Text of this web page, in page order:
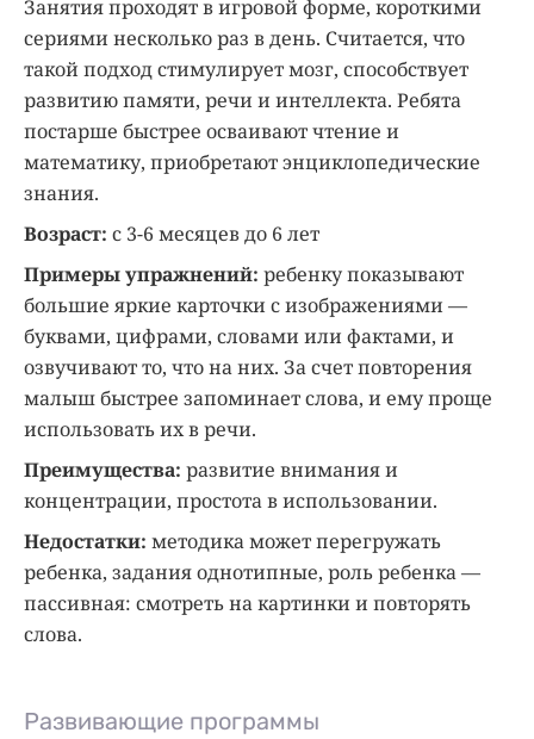
Занятия проходят в игровой форме, короткими
сериями несколько раз в день. Считается, что
такой подход стимулирует мозг, способствует
развитию памяти, речи и интеллекта. Ребята
постарше быстрее осваивают чтение и
математику, приобретают энциклопедические
знания.
Возраст: с 3-6 месяцев до 6 лет
Примеры упражнений: ребенку показывают
большие яркие карточки с изображениями —
буквами, цифрами, словами или фактами, и
озвучивают то, что на них. За счет повторения
малыш быстрее запоминает слова, и ему проще
использовать их в речи.
Преимущества: развитие внимания и
концентрации, простота в использовании.
Недостатки: методика может перегружать
ребенка, задания однотипные, роль ребенка —
пассивная: смотреть на картинки и повторять
слова.
Развивающие программы